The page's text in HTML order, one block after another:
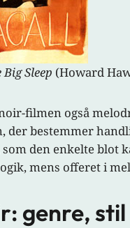
Big Sleep (Howard
filmen også
der bestemmer
den enkelte blot
mens offeret i
genre,